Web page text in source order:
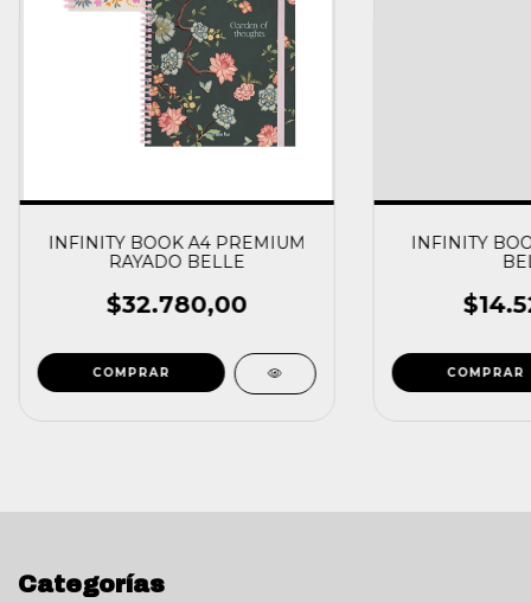
INFINITY BOOK A4 PREMIUM
RAYADO BELLE
$32.780,00
INFINITY
Categorías